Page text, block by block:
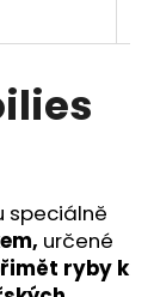
speciálně
určené
ryby k